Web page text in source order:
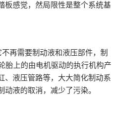
板感觉，然局限性是整个系统基
再需要制动液和液压部件，制
胎上的由电机驱动的执行机构产
、液压管路等，大大简化制动系
液的取消，减少了污染。